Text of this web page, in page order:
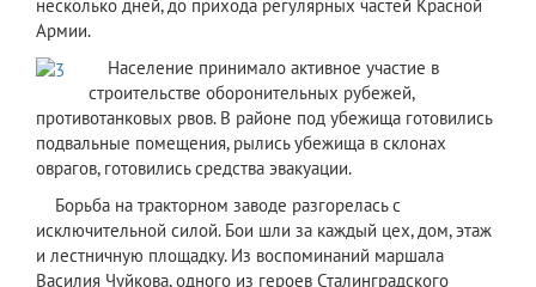
несколько дней, до прихода регулярных частей Красной
Армии.
​Население принимало активное участие в
строительстве оборонительных рубежей,
противотанковых рвов. В районе под убежища готовились
подвальные помещения, рылись убежища в склонах
оврагов, готовились средства эвакуации.
Борьба на тракторном заводе разгорелась с
исключительной силой. Бои шли за каждый цех, дом, этаж
и лестничную площадку. Из воспоминаний маршала
Василия Чуйкова, одного из героев Сталинградского